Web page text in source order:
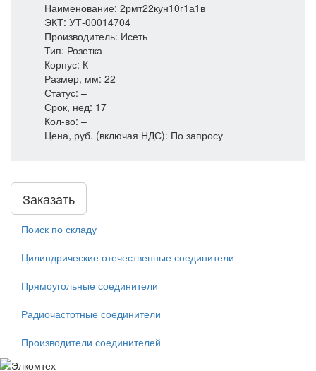
Наименование: 2рмт22кун10г1а1в
ЭКТ: УТ-00014704
Производитель: Исеть
Тип: Розетка
Корпус: К
Размер, мм: 22
Статус: –
Срок, нед: 17
Кол-во: –
Цена, руб. (включая НДС): По запросу
Заказать
Поиск по складу
Цилиндрические отечественные соединители
Прямоугольные соединители
Радиочастотные соединители
Производители соединителей